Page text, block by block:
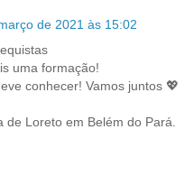
de 2021 às 15:02
uma formação!
conhecer! Vamos juntos 💖
de Loreto em Belém do Pará.